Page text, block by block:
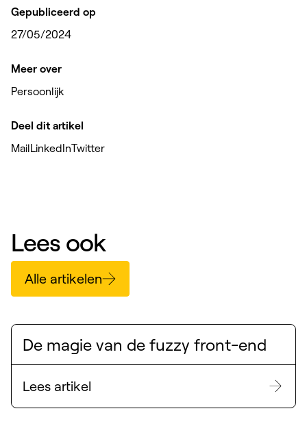
Gepubliceerd op
27/05/2024
Meer over
Persoonlijk
Deel dit artikel
MailLinkedInTwitter
Lees ook
Alle artikelen
De magie van de fuzzy front-end
Lees artikel